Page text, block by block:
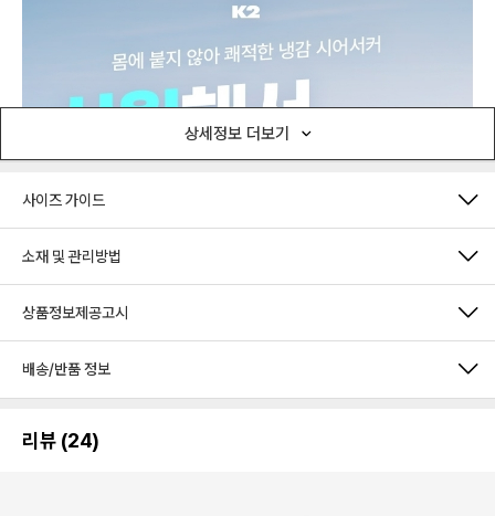
상세정보 더보기
사이즈 가이드
소재 및 관리방법
상품정보제공고시
배송/반품 정보
리뷰 (24)